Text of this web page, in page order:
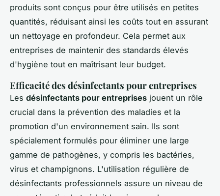
produits sont conçus pour être utilisés en petites
quantités, réduisant ainsi les coûts tout en assurant
un nettoyage en profondeur. Cela permet aux
entreprises de maintenir des standards élevés
d'hygiène tout en maîtrisant leur budget.
Efficacité des désinfectants pour entreprises
Les désinfectants pour entreprises jouent un rôle
crucial dans la prévention des maladies et la
promotion d'un environnement sain. Ils sont
spécialement formulés pour éliminer une large
gamme de pathogènes, y compris les bactéries,
virus et champignons. L'utilisation régulière de
désinfectants professionnels assure un niveau de